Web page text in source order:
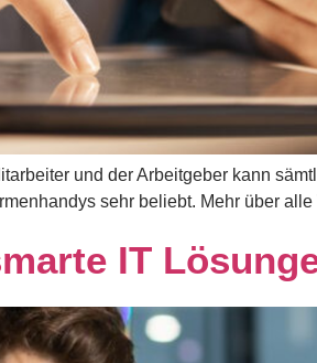
und der Arbeitgeber kann
sehr beliebt. Mehr über
IT